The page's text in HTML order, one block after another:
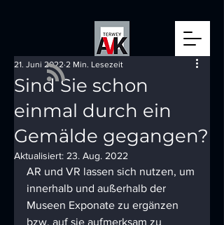
Sind Sie schon
einmal durch ein
Gemälde gegangen?
21. Juni 2022 2 Min. Lesezeit
Aktualisiert: 23. Aug. 2022
AR und VR lassen sich nutzen, um
innerhalb und außerhalb der
Museen Exponate zu ergänzen
bzw. auf sie aufmerksam zu